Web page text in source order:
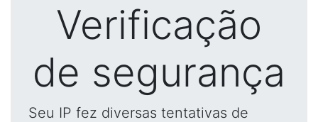
Verificação
de segurança
Seu IP fez diversas tentativas de